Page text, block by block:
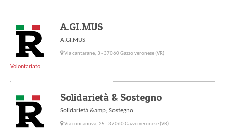
A.GI.MUS
A.GI.MUS
Via cantarane, 3 - 37060 Gazzo veronese (VR)
Volontariato
Solidarietà & Sostegno
Solidarietà &amp; Sostegno
Via roncanova, 25 - 37060 Gazzo veronese (VR)